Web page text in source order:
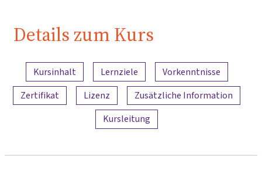
Details zum Kurs
Inhaltsübersicht
Kursinhalt Lernziele
Vorkenntnisse
Zertifikat
Lizenz
Zusätzliche Information
Kursleitung